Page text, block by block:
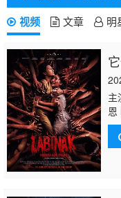
视频 文章 明
主
恩